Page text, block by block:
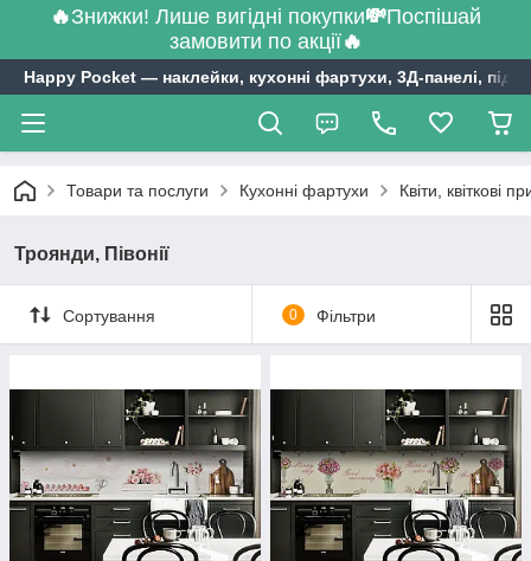
🔥Знижки! Лише вигідні покупки💸Поспішай
замовити по акції🔥
Happy Pocket ― наклейки, кухонні фартухи, 3Д-панелі,
Товари та послуги Кухонні фартухи Квіти, квіткові
Троянди, Півонії
Сортування 0 Фільтри